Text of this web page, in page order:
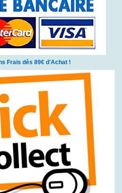
Frais dès 89€ d'Achat !